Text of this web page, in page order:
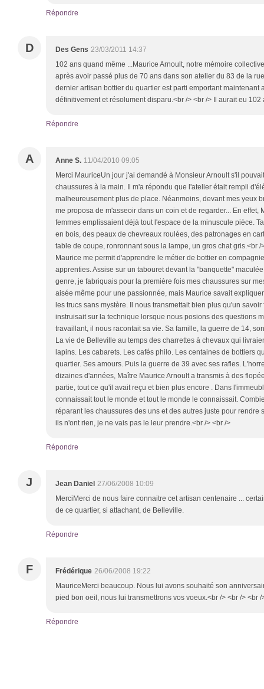
Répondre
D Des Gens 23/03/2011 14:37
102 ans quand même ...Maurice Arnoult, notre mémoire
après avoir passé plus de 70 ans dans son atelier du 83 de la
dernier artisan bottier du quartier est parti emportant maintenant
définitivement et résolument disparu.<br /> <br /> Il aurait eu
Répondre
A Anne S. 11/04/2010 09:05
Merci MauriceUn jour j'ai demandé à Monsieur Arnoult s'il
chaussures à la main. Il m'a répondu que l'atelier était rempli
malheureusement plus de place. Néanmoins, devant mes yeux
me proposa de m'asseoir dans un coin et de regarder... En effet,
femmes emplissaient déjà tout l'espace de la minuscule pièce.
en bois, des peaux de chevreaux roulées, des patronages en
table de coupe, ronronnant sous la lampe, un gros chat gris.<br /
Maurice me permit d'apprendre le métier de bottier en
apprenties. Assise sur un tabouret devant la "banquette"
genre, je fabriquais pour la première fois mes chaussures sur
aisée même pour une passionnée, mais Maurice savait
les trucs sans mystère. Il nous transmettait bien plus qu'un
instruisait sur la technique lorsque nous posions des questions
travaillant, il nous racontait sa vie. Sa famille, la guerre de 14,
La vie de Belleville au temps des charrettes à chevaux qui
lapins. Les cabarets. Les cafés philo. Les centaines de bottiers
quartier. Ses amours. Puis la guerre de 39 avec ses rafles.
dizaines d'années, Maître Maurice Arnoult a transmis à des
partie, tout ce qu'il avait reçu et bien plus encore . Dans
connaissait tout le monde et tout le monde le connaissait.
réparant les chaussures des uns et des autres juste pour rendre
ils n'ont rien, je ne vais pas le leur prendre.<br /> <br />
Répondre
J Jean Daniel 27/06/2008 10:09
MerciMerci de nous faire connaitre cet artisan centenaire ...
de ce quartier, si attachant, de Belleville.
Répondre
F Frédérique 26/06/2008 19:22
MauriceMerci beaucoup. Nous lui avons souhaité son
pied bon oeil, nous lui transmettrons vos voeux.<br /> <br /> <br /
Répondre